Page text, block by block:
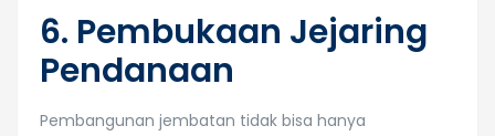
6. Pembukaan Jejaring
Pendanaan
Pembangunan jembatan tidak bisa hanya